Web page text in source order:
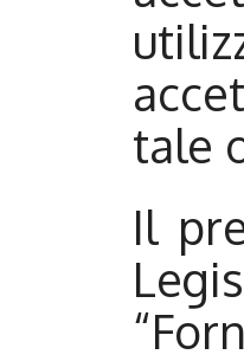
tale
Il